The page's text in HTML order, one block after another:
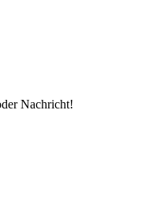
Nachricht!